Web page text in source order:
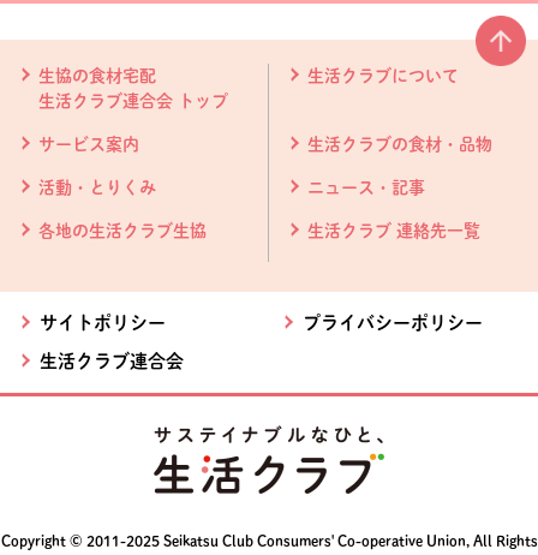
生協の食材宅配
生活クラブ連合会 トップ
生活クラブについて
サービス案内 生活クラブの食材・品物
活動・とりくみ ニュース・記事
各地の生活クラブ生協 生活クラブ 連絡先一覧
サイトポリシー プライバシーポリシー
生活クラブ連合会
Copyright © 2011-2025 Seikatsu Club Consumers' Co-operative Union, All Rights